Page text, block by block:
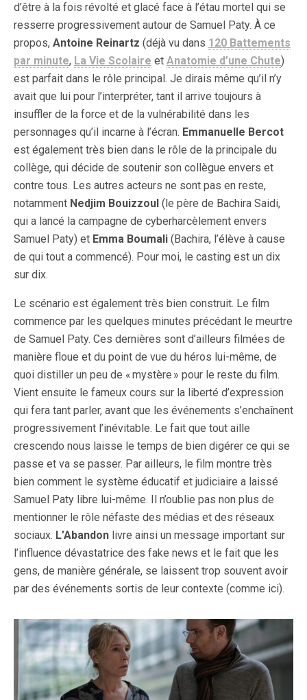
d’être à la fois révolté et glacé face à l’étau mortel qui se
resserre progressivement autour de Samuel Paty. À ce
propos, Antoine Reinartz (déjà vu dans 120 Battements
par minute, La Vie Scolaire et Anatomie d’une Chute)
est parfait dans le rôle principal. Je dirais même qu’il n’y
avait que lui pour l’interpréter, tant il arrive toujours à
insuffler de la force et de la vulnérabilité dans les
personnages qu’il incarne à l’écran. Emmanuelle Bercot
est également très bien dans le rôle de la principale du
collège, qui décide de soutenir son collègue envers et
contre tous. Les autres acteurs ne sont pas en reste,
notamment Nedjim Bouizzoul (le père de Bachira Saidi,
qui a lancé la campagne de cyberharcèlement envers
Samuel Paty) et Emma Boumali (Bachira, l’élève à cause
de qui tout a commencé). Pour moi, le casting est un dix
sur dix.
Le scénario est également très bien construit. Le film
commence par les quelques minutes précédant le meurtre
de Samuel Paty. Ces dernières sont d’ailleurs filmées de
manière floue et du point de vue du héros lui-même, de
quoi distiller un peu de « mystère » pour le reste du film.
Vient ensuite le fameux cours sur la liberté d’expression
qui fera tant parler, avant que les événements s’enchaînent
progressivement l’inévitable. Le fait que tout aille
crescendo nous laisse le temps de bien digérer ce qui se
passe et va se passer. Par ailleurs, le film montre très
bien comment le système éducatif et judiciaire a laissé
Samuel Paty libre lui-même. Il n’oublie pas non plus de
mentionner le rôle néfaste des médias et des réseaux
sociaux. L’Abandon livre ainsi un message important sur
l’influence dévastatrice des fake news et le fait que les
gens, de manière générale, se laissent trop souvent avoir
par des événements sortis de leur contexte (comme ici).